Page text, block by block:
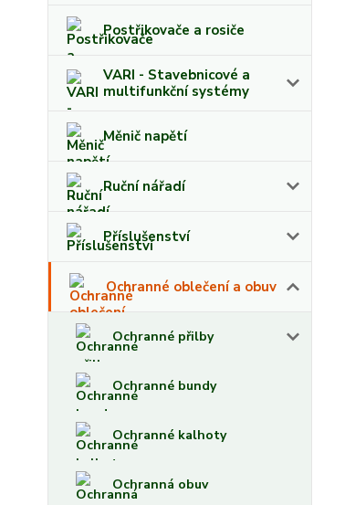
Postřikovače a rosiče
VARI - Stavebnicové a
multifunkční systémy
Měnič napětí
Ruční nářadí
Příslušenství
Ochranné oblečení a obuv
Ochranné přilby
Ochranné bundy
Ochranné kalhoty
Ochranná obuv